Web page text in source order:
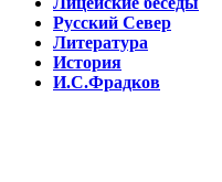
Русский Север
Литература
История
И.С.Фрадков